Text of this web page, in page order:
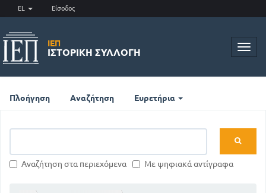
EL Είσοδος
ΙΕΠ
ΙΣΤΟΡΙΚΉ ΣΥΛΛΟΓΉ
Πλοήγηση Αναζήτηση Ευρετήρια
Αναζήτηση στα περιεχόμενα Με ψηφιακά αντίγραφα